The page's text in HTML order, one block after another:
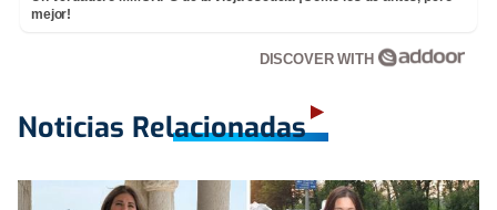
mejor!
DISCOVER WITH
Noticias Relacionadas